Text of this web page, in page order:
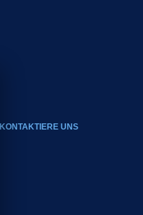
KONTAKTIERE UNS